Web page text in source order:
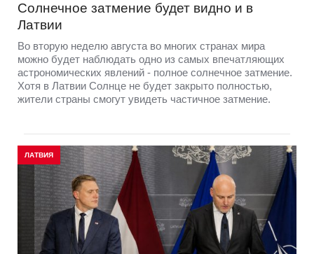
Солнечное затмение будет видно и в
Латвии
Во вторую неделю августа во многих странах мира
можно будет наблюдать одно из самых впечатляющих
астрономических явлений - полное солнечное затмение.
Хотя в Латвии Солнце не будет закрыто полностью,
жители страны смогут увидеть частичное затмение.
ЛАТВИЯ